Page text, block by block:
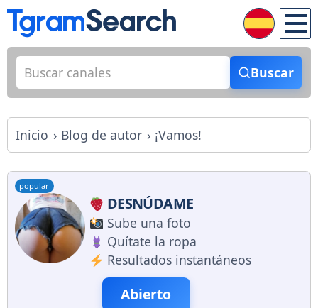
Buscar
Inicio Blog de autor ¡Vamos!
popular
DESNÚDAME
Sube una foto
Quítate la ropa
Resultados instantáneos
Abierto